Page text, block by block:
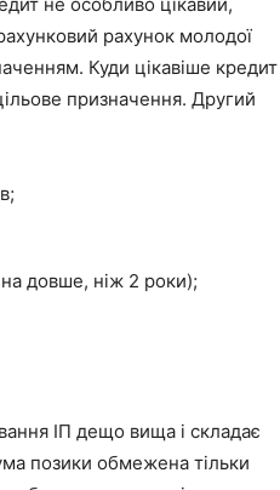
рахунок молодої
Куди цікавіше кредит
призначення. Другий
довше, ніж 2 роки);
ІП дещо вища і складає
позики обмежена тільки